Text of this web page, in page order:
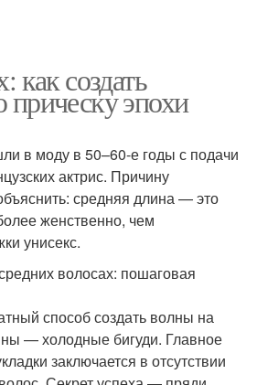
как создать
эпохи
в моду в 50–60-е годы с подачи
актрис. Причину
средняя длина — это
женственно, чем
унисекс.
волосах: пошаговая
способ создать волны на
— холодные бигуди. Главное
заключается в отсутствии